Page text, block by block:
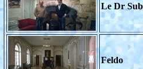
Le Dr
Feldo